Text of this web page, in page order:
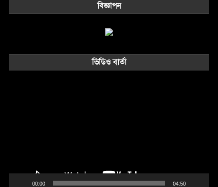
বিজ্ঞাপন
ভিডিও বার্তা
00:00 04:50